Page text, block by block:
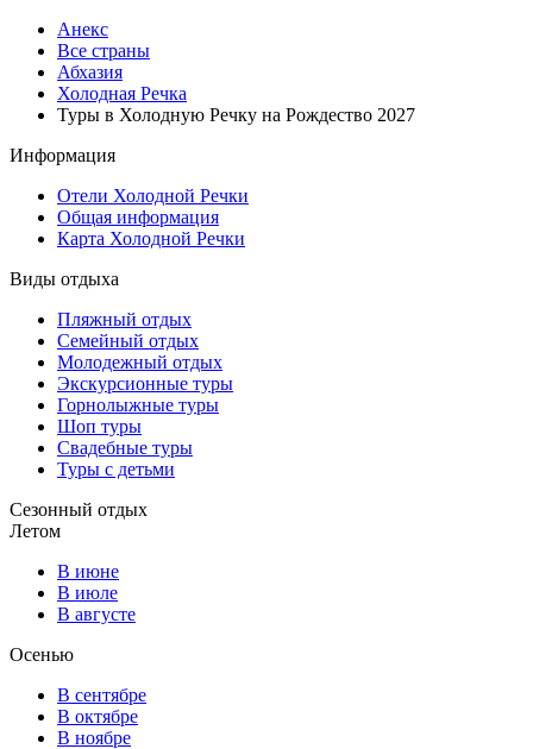
Анекс
Все страны
Абхазия
Холодная Речка
Туры в Холодную Речку на Рождество 2027
Информация
Отели Холодной Речки
Общая информация
Карта Холодной Речки
Виды отдыха
Пляжный отдых
Семейный отдых
Молодежный отдых
Экскурсионные туры
Горнолыжные туры
Шоп туры
Свадебные туры
Туры с детьми
Сезонный отдых
Летом
В июне
В июле
В августе
Осенью
В сентябре
В октябре
В ноябре